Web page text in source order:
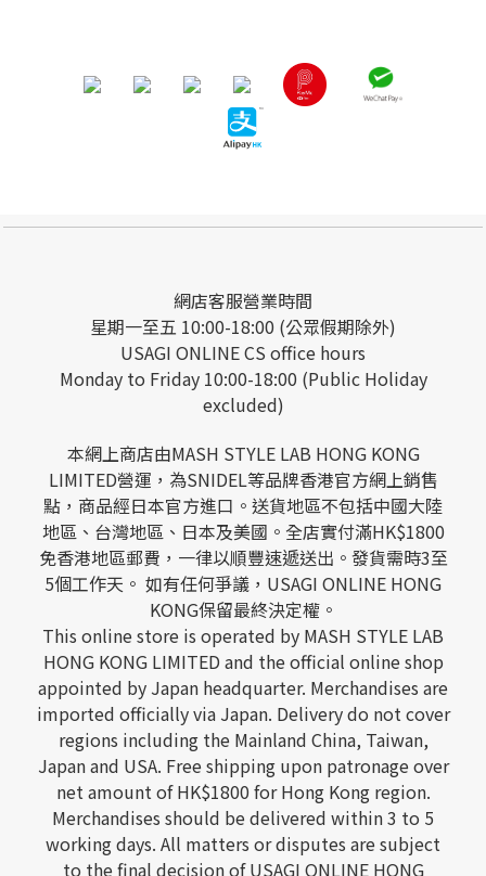
網店客服營業時間
星期一至五 10:00-18:00 (公眾假期除外)
USAGI ONLINE CS office hours
Monday to Friday 10:00-18:00 (Public Holiday
excluded)
本網上商店由MASH STYLE LAB HONG KONG
LIMITED營運，為SNIDEL等品牌香港官方網上銷售
點，商品經日本官方進口。送貨地區不包括中國大陸
地區、台灣地區、日本及美國。全店實付滿HK$1800
免香港地區郵費，一律以順豐速遞送出。發貨需時3至
5個工作天。 如有任何爭議，USAGI ONLINE HONG
KONG保留最終決定權。
This online store is operated by MASH STYLE LAB
HONG KONG LIMITED and the official online shop
appointed by Japan headquarter. Merchandises are
imported officially via Japan. Delivery do not cover
regions including the Mainland China, Taiwan,
Japan and USA. Free shipping upon patronage over
net amount of HK$1800 for Hong Kong region.
Merchandises should be delivered within 3 to 5
working days. All matters or disputes are subject
to the final decision of USAGI ONLINE HONG